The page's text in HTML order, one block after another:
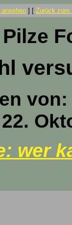
ansehen ] [ Zurück zum
wer